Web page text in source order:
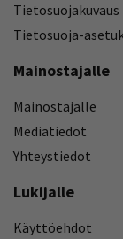
Tietosuojakuvaus
Tietosuoja-
Mainostajalle
Mainostajalle
Mediatiedot
Yhteystiedot
Lukijalle
Käyttöehdot